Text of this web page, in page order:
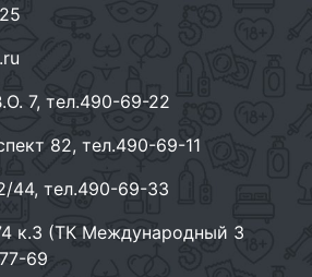
7, тел.490-69-22
82, тел.490-69-11
44, тел.490-69-33
к.3 (ТК Международный 3
69